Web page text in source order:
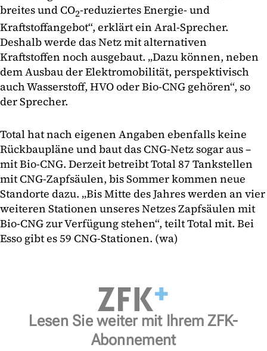
breites und CO2-reduziertes Energie- und
Kraftstoffangebot“, erklärt ein Aral-Sprecher.
Deshalb werde das Netz mit alternativen
Kraftstoffen noch ausgebaut. „Dazu können, neben
dem Ausbau der Elektromobilität, perspektivisch
auch Wasserstoff, HVO oder Bio-CNG gehören“, so
der Sprecher.
Total hat nach eigenen Angaben ebenfalls keine
Rückbaupläne und baut das CNG-Netz sogar aus –
mit Bio-CNG. Derzeit betreibt Total 87 Tankstellen
mit CNG-Zapfsäulen, bis Sommer kommen neue
Standorte dazu. „Bis Mitte des Jahres werden an vier
weiteren Stationen unseres Netzes Zapfsäulen mit
Bio-CNG zur Verfügung stehen“, teilt Total mit. Bei
Esso gibt es 59 CNG-Stationen. (wa)
Lesen Sie weiter mit Ihrem ZFK-
Abonnement